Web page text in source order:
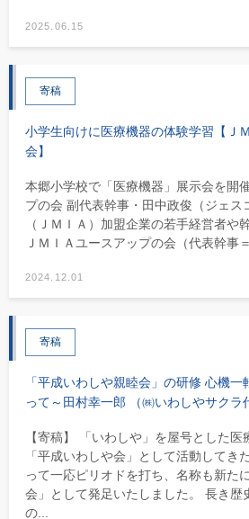
2025.06.15
寄稿
小学生向けに医療機器の体験学習【Ｊ
会】
本郷小学校で「医療機器」展示会を開
プの会 副代表幹事・田中政俊（ジェス
（ＪＭＩＡ）加盟企業の若手経営者や
ＪＭＩＡユースアップの会（代表幹事
2024.12.01
寄稿
「平成いわしや親睦会」の研修 心機
って～田村幸一郎 （㈱いわしやサクラ
【寄稿】 「いわしや」を屋号とした
「平成いわしや会」として活動してき
って一応ピリオドを打ち、名称も新た
会」として発足いたしました。 長き歴
の...